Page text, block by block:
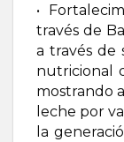
•
través de
a través de
nutricional
mostrando
leche por
la